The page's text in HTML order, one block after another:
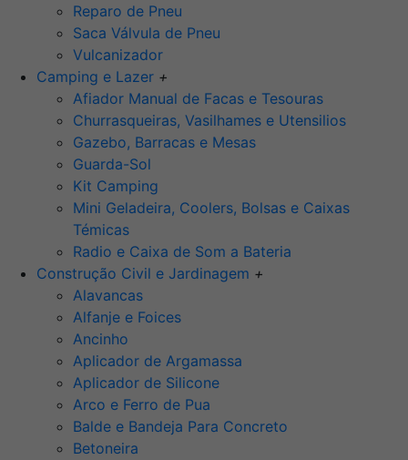
Reparo de Pneu
Saca Válvula de Pneu
Vulcanizador
Camping e Lazer +
Afiador Manual de Facas e Tesouras
Churrasqueiras, Vasilhames e Utensilios
Gazebo, Barracas e Mesas
Guarda-Sol
Kit Camping
Mini Geladeira, Coolers, Bolsas e Caixas
Témicas
Radio e Caixa de Som a Bateria
Construção Civil e Jardinagem +
Alavancas
Alfanje e Foices
Ancinho
Aplicador de Argamassa
Aplicador de Silicone
Arco e Ferro de Pua
Balde e Bandeja Para Concreto
Betoneira